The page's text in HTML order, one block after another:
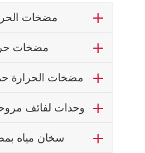
مضخات
مضخات
مضخات الحرارة
وحدات لفائف
سخان مياه